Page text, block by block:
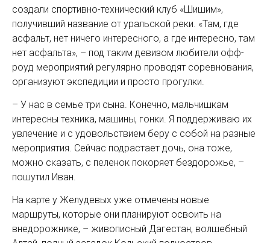
создали спортивно-технический клуб «Шишим»,
получивший название от уральской реки. «Там, где
асфальт, нет ничего интересного, а где интересно, там
нет асфальта», – под таким девизом любители офф-
роуд мероприятий регулярно проводят соревнования,
организуют экспедиции и просто прогулки.
– У нас в семье три сына. Конечно, мальчишкам
интересны техника, машины, гонки. Я поддерживаю их
увлечение и с удовольствием беру с собой на разные
мероприятия. Сейчас подрастает дочь, она тоже,
можно сказать, с пеленок покоряет бездорожье, –
пошутил Иван.
На карте у Желудевых уже отмечены новые
маршруты, которые они планируют освоить на
внедорожнике, – живописный Дагестан, волшебный